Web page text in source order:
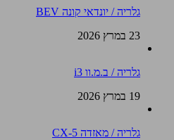
גלריה / יונדאי קונה BEV
23 במרץ 2026
גלריה / ב.מ.וו i3
19 במרץ 2026
גלריה / מאזדה CX-5